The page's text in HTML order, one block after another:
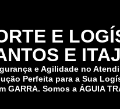
E
E
e Agilidade no
Perfeita para a Sua
GARRA. Somos a ÁGUIA